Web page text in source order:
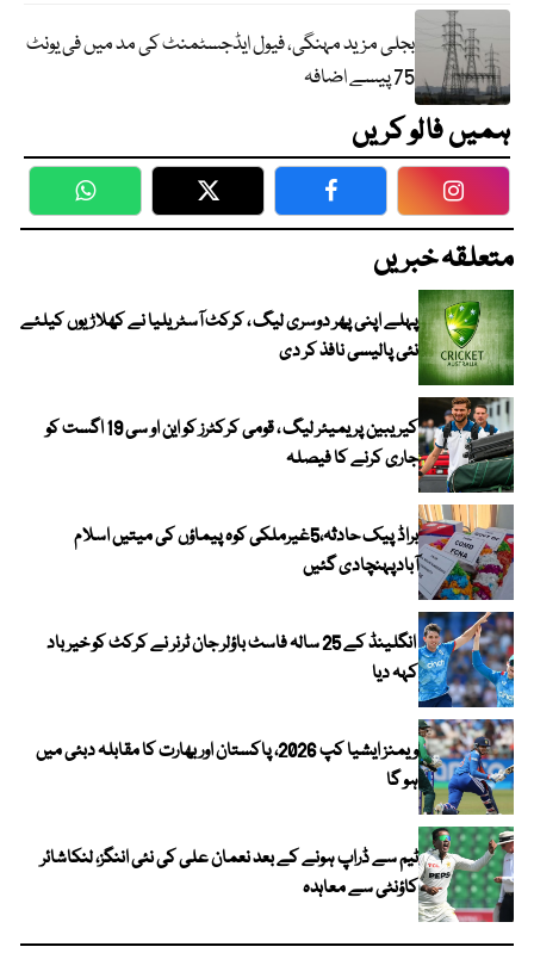
بجلی مزید مہنگی، فیول ایڈجسٹمنٹ کی مد میں فی یونٹ
75 پیسے اضافہ
ہمیں فالو کریں
WhatsApp Twitter Facebook
متعلقہ خبریں
پہلے اپنی پھر دوسری لیگ ، کرکٹ آسٹریلیا نے کھلاڑیوں کیلئے
نئی پالیسی نافذ کر دی
کیریبین پریمیئر لیگ ، قومی کرکٹرز کو این او سی 19 اگست کو
جاری کرنے کا فیصلہ
براڈ پیک حادثہ،5غیرملکی کوہ پیماؤں کی میتیں اسلام
آبادپہنچادی گئیں
انگلینڈ کے 25 سالہ فاسٹ باؤلر جان ٹرنر نے کرکٹ کو خیر باد
کہہ دیا
ویمنز ایشیا کپ 2026، پاکستان اور بھارت کا مقابلہ دبئی میں
ہو گا
ٹیم سے ڈراپ ہونے کے بعد نعمان علی کی نئی اننگز، لنکاشائر
کاؤنٹی سے معاہدہ